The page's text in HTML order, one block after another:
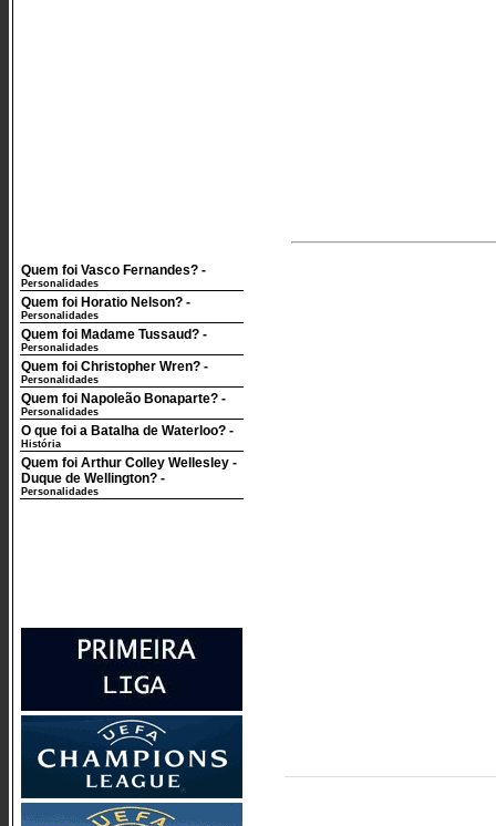
Quem foi Vasco Fernandes? -
Personalidades
Quem foi Horatio Nelson? -
Personalidades
Quem foi Madame Tussaud? -
Personalidades
Quem foi Christopher Wren? -
Personalidades
Quem foi Napoleão Bonaparte? -
Personalidades
O que foi a Batalha de Waterloo? -
História
Quem foi Arthur Colley Wellesley -
Duque de Wellington? -
Personalidades